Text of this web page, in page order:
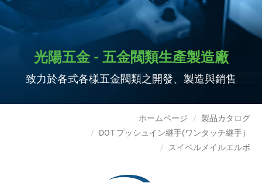
光陽五金 - 五金閥類生產製造廠
致力於各式各樣五金閥類之開發、製造與銷售
ホームページ
製品カタログ
DOT プッシュイン継手(ワンタッチ継手）
スイベルメイルエルボ